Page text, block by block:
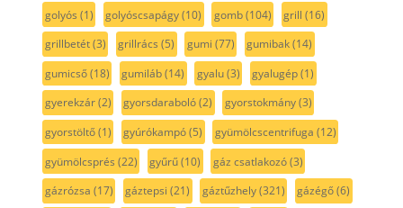
golyós (1) golyóscsapágy(10) gomb(104) grill (16)
grillbetét(3) grillrács (5) gumi (77) gumibak(14)
gumicső(18) gumiláb(14) gyalu(3) gyalugép(1)
gyerekzár(2) gyorsdaraboló(2) gyorstokmány(3)
gyorstöltő(1) gyúrókampó(5) gyümölcscentrifuga (12)
gyümölcsprés (22) gyűrű(10) gáz csatlakozó(3)
gázrózsa (17) gáztepsi (21) gáztűzhely(321) gázégő(6)